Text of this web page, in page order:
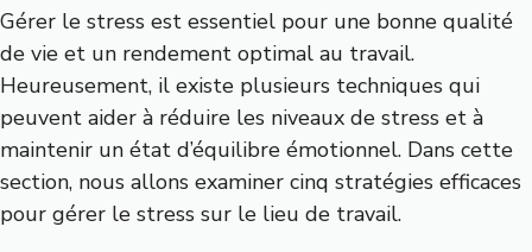
Gérer le stress est essentiel pour une bonne qualité
de vie et un rendement optimal au travail.
Heureusement, il existe plusieurs techniques qui
peuvent aider à réduire les niveaux de stress et à
maintenir un état d’équilibre émotionnel. Dans cette
section, nous allons examiner cinq stratégies efficaces
pour gérer le stress sur le lieu de travail.